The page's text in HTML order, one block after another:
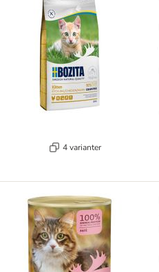
4 varianter